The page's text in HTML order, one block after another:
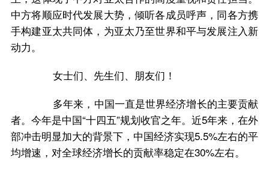
中方将顺应时代发展大势，倾听各成员呼声，同各方携
手构建亚太共同体，为亚太乃至世界和平与发展注入新
动力。
女士们、先生们、朋友们！
多年来，中国一直是世界经济增长的主要贡献
者。今年是中国“十四五”规划收官之年。近5年来，在外
部冲击明显加大的背景下，中国经济实现5.5%左右的平
均增速，对全球经济增长的贡献率稳定在30%左右。